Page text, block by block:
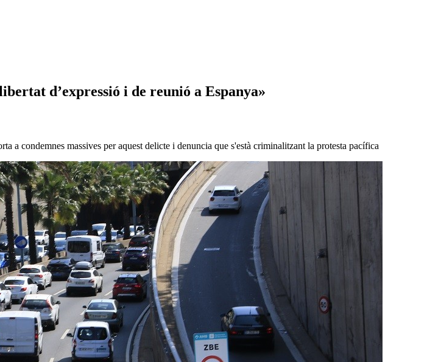
d’expressió i de reunió a Espanya»
a condemnes massives per aquest delicte i denuncia que s'està criminalitzant la protesta pacífica